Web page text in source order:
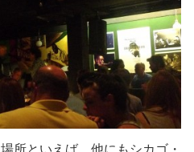
所といえば、他にもシカゴ・